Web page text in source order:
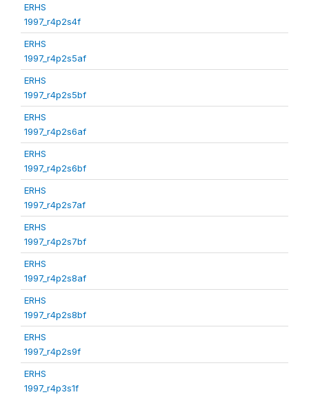
ERHS
1997_r4p2s4f
ERHS
1997_r4p2s5af
ERHS
1997_r4p2s5bf
ERHS
1997_r4p2s6af
ERHS
1997_r4p2s6bf
ERHS
1997_r4p2s7af
ERHS
1997_r4p2s7bf
ERHS
1997_r4p2s8af
ERHS
1997_r4p2s8bf
ERHS
1997_r4p2s9f
ERHS
1997_r4p3s1f